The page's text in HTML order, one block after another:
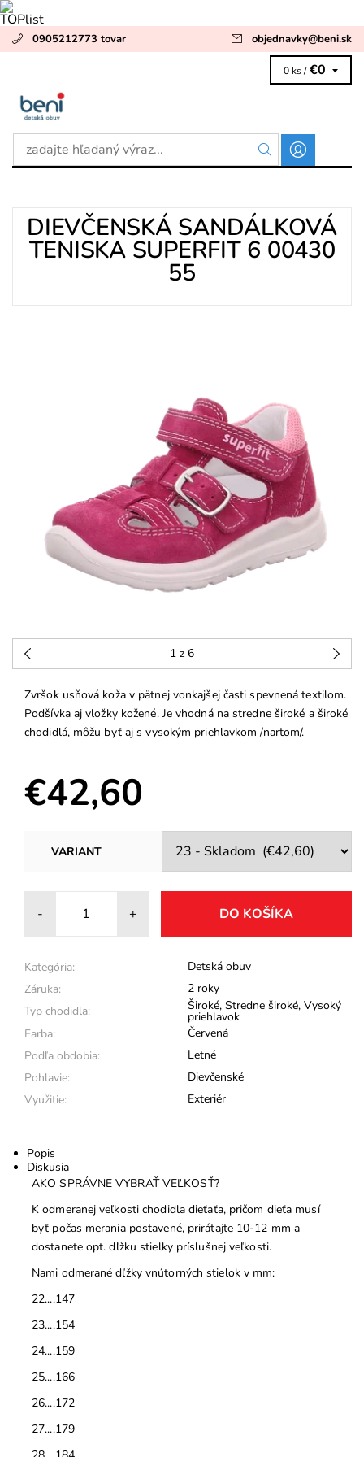
0905212773 tovar objednavky@beni.sk
0 ks / €0
DIEVČENSKÁ SANDÁLKOVÁ
TENISKA SUPERFIT 6 00430
55
1 z 6
Zvršok usňová koža v pätnej vonkajšej časti spevnená textilom.
Podšívka aj vložky kožené. Je vhodná na stredne široké a široké
chodidlá, môžu byť aj s vysokým priehlavkom /nartom/.
€42,60
VARIANT
- +
Kategória:
Detská obuv
Záruka:
2 roky
Typ chodidla:
Široké, Stredne široké, Vysoký
priehlavok
Farba:
Červená
Podľa obdobia:
Letné
Pohlavie:
Dievčenské
Využitie:
Exteriér
Popis
Diskusia
AKO SPRÁVNE VYBRAŤ VEĽKOSŤ?
K odmeranej veľkosti chodidla dieťaťa, pričom dieťa musí
byť počas merania postavené, prirátajte 10-12 mm a
dostanete opt. dľžku stielky príslušnej veľkosti.
Nami odmerané dľžky vnútorných stielok v mm:
22....147
23....154
24....159
25....166
26....172
27....179